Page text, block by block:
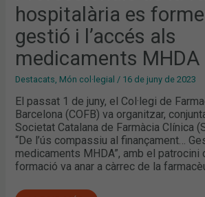
hospitalària es
gestió i l’accés als
medicaments MHDA
Destacats, Món col·legial / 16 de juny de 2023
El passat 1 de juny, el Col·legi de
Barcelona (COFB) va organitzar,
Societat Catalana de Farmàcia Clínica
“De l’ús compassiu al finançament…
medicaments MHDA”, amb el patrocini
formació va anar a càrrec de la